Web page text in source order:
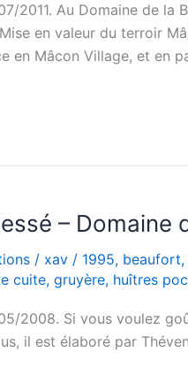
2011. Au Domaine de la
en valeur du terroir
en Mâcon Village, et en
– Domaine
/ xav / 1995, beaufort,
cuite, gruyère, huîtres
2008. Si vous voulez
il est élaboré par